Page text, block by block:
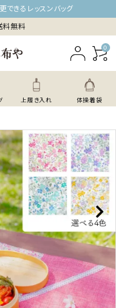
できるレッスンバッグ
料無料
0
上履き入れ 体操着袋